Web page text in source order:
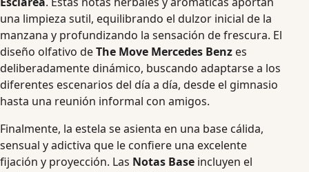
una limpieza sutil, equilibrando el dulzor inicial de la
manzana y profundizando la sensación de frescura. El
diseño olfativo deThe Move Mercedes Benz es
deliberadamente dinámico, buscando adaptarse a los
diferentes escenarios del día a día, desde el gimnasio
hasta una reunión informal con amigos.
Finalmente, la estela se asienta en una base cálida,
sensual y adictiva que le confiere una excelente
fijación y proyección. Las Notas Base incluyen el